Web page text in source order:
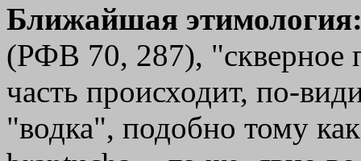
Ближайшая
(РФВ 70, 287), "скверное
часть происходит, по-
"водка", подобно тому